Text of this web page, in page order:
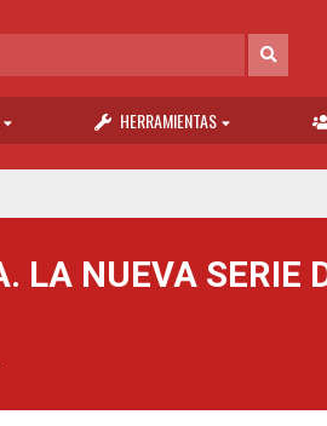
HERRAMIENTAS
LA NUEVA SERIE